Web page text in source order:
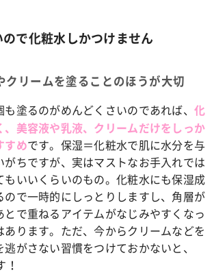
で化粧水しかつけません
クリームを塗ることのほうが大切
塗るのがめんどくさいのであれば、 化
、美容液や乳液、クリームだけをしっか
すめです。保湿＝化粧水で肌に水分を与
がちですが、実はマストなお手入れでは
もいいくらいのもの。化粧水にも保湿成
ので一時的にしっとりしますし、角層が
とで重ねるアイテムがなじみやすくなっ
あります。ただ、今からクリームなどを
がさない習慣をつけておかないと、
！